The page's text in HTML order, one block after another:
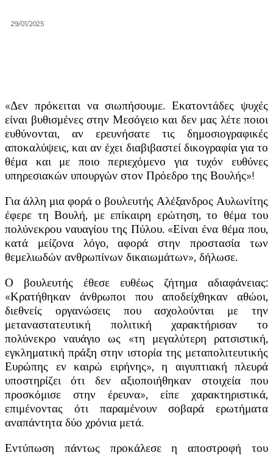
29/01/2025
«Δεν πρόκειται να σιωπήσουμε. Εκατοντάδες ψυχές
είναι βυθισμένες στην Μεσόγειο και δεν μας λέτε ποιοι
ευθύνονται, αν ερευνήσατε τις δημοσιογραφικές
αποκαλύψεις, και αν έχει διαβιβαστεί δικογραφία για το
θέμα και με ποιο περιεχόμενο για τυχόν ευθύνες
υπηρεσιακών υπουργών στον Πρόεδρο της Βουλής»!
Για άλλη μια φορά ο βουλευτής Αλέξανδρος Αυλωνίτης
έφερε τη Βουλή, με επίκαιρη ερώτηση, το θέμα του
πολύνεκρου ναυαγίου της Πύλου. «Είναι ένα θέμα που,
κατά μείζονα λόγο, αφορά στην προστασία των
θεμελιωδών ανθρωπίνων δικαιωμάτων», δήλωσε.
Ο βουλευτής έθεσε ευθέως ζήτημα αδιαφάνειας:
«Κρατήθηκαν άνθρωποι που αποδείχθηκαν αθώοι,
διεθνείς οργανώσεις που ασχολούνται με την
μεταναστατευτική πολιτική χαρακτήρισαν το
πολύνεκρο ναυάγιο ως «τη μεγαλύτερη ρατσιστική,
εγκληματική πράξη στην ιστορία της μεταπολιτευτικής
Ευρώπης εν καιρώ ειρήνης», η αιγυπτιακή πλευρά
υποστηρίζει ότι δεν αξιοποιήθηκαν στοιχεία που
προσκόμισε στην έρευνα», είπε χαρακτηριστικά,
επιμένοντας ότι παραμένουν σοβαρά ερωτήματα
αναπάντητα δύο χρόνια μετά.
Εντύπωση πάντως προκάλεσε η αποστροφή του